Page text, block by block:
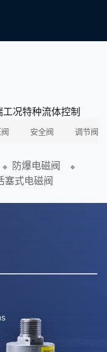
况特种流体控制
安全阀 调节阀
防爆电磁阀
塞式电磁阀